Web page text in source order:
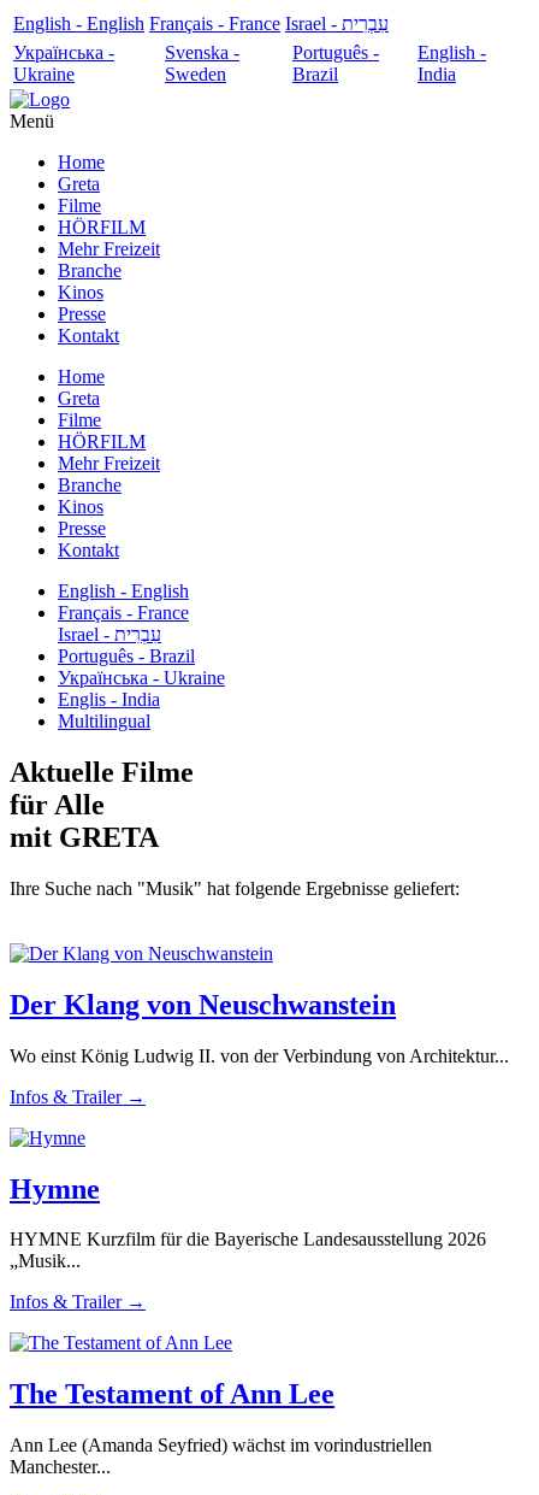
English - English Français - France
עִבְרִית - Israel
Українська -
Ukraine
Svenska -
Sweden
Português -
Brazil
English -
India
Menü
Home
Greta
Filme
HÖRFILM
Mehr Freizeit
Branche
Kinos
Presse
Kontakt
Home
Greta
Filme
HÖRFILM
Mehr Freizeit
Branche
Kinos
Presse
Kontakt
English - English
Français - France
עִבְרִית - Israel
Português - Brazil
Українська - Ukraine
Englis - India
Multilingual
Aktuelle Filme
für Alle
mit GRETA
Ihre Suche nach "Musik" hat folgende Ergebnisse geliefert:
Der Klang von Neuschwanstein
Wo einst König Ludwig II. von der Verbindung von Architektur...
Infos & Trailer →
Hymne
HYMNE Kurzfilm für die Bayerische Landesausstellung 2026
„Musik...
Infos & Trailer →
The Testament of Ann Lee
Ann Lee (Amanda Seyfried) wächst im vorindustriellen
Manchester...